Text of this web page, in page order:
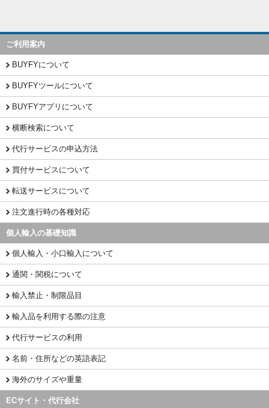
ご利用案内
BUYFYについて
BUYFYツールについて
BUYFYアプリについて
横断検索について
代行サービスの申込方法
買付サービスについて
転送サービスについて
注文進行時の各種対応
個人輸入の基礎知識
個人輸入・小口輸入について
通関・関税について
輸入禁止・制限品目
輸入品を利用する際の注意
代行サービスの利用
名前・住所などの英語表記
海外のサイズや重量
ECサイト・代行会社